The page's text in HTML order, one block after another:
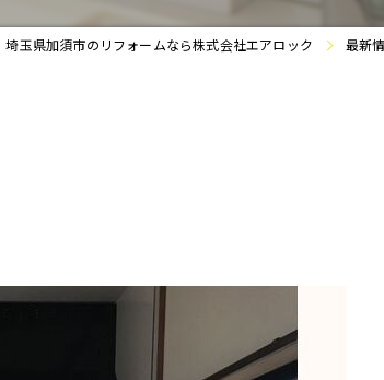
埼玉県加須市のリフォームなら株式会社エアロック 最新